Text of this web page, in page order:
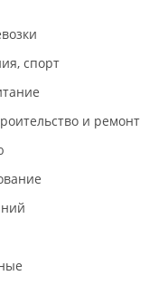
спорт
и ремонт